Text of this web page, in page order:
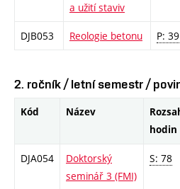
a užití staviv
DJB053 Reologie betonu P: 39
2. ročník / letní semestr /
Kód Název
hodin
DJA054
Doktorský
seminář 3 (FMI)
S: 78